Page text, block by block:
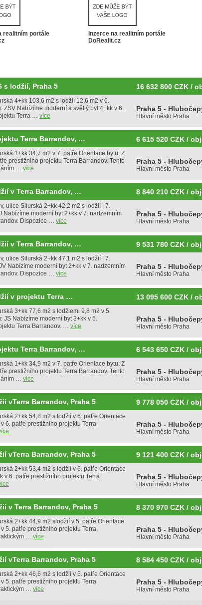
realitním portále
Inzerce na realitním portále
DoRealit.cz
s lodžií, Praha 5
4+kk 103,6 m2 s lodžií 12,6 m2 v 6.
ZSV Nabízíme moderní a světlý byt 4+kk v 6.
Terra … více
16 632 800 CZK /
Praha 5 -
Hlavní město Praha
Terra Barrandov, …
1+kk 34,7 m2 v 7. patře Orientace bytu: Z
prestižního projektu Terra Barrandov. Tento
… více
6 615 520 CZK /
Praha 5 -
Hlavní město Praha
v Terra Barrandov, …
ulice Silurská 2+kk 42,2 m2 s lodžií | 7.
Nabízíme moderní byt 2+kk v 7. nadzemním
Dispozice … více
8 840 210 CZK /
Praha 5 -
Hlavní město Praha
v Terra Barrandov, …
ulice Silurská 2+kk 47,1 m2 s lodžií | 7.
Nabízíme moderní byt 2+kk v 7. nadzemním
Dispozice … více
9 531 780 CZK /
Praha 5 -
Hlavní město Praha
v projektu Terra …
3+kk 77,6 m2 s lodžiemi 9,8 m2 v 5.
JS Nabízíme moderní byt 3+kk v 5.
Terra Barrandov. … více
13 095 600 CZK /
Praha 5 -
Hlavní město Praha
Terra Barrandov, …
1+kk 34,9 m2 v 7. patře Orientace bytu: Z
prestižního projektu Terra Barrandov. Tento
… více
6 543 650 CZK /
Praha 5 -
Hlavní město Praha
vTerra Barrandov, Praha 5
2+kk 54,8 m2 s lodžií v 6. patře Orientace
6. patře prestižního projektu Terra
9 778 050 CZK /
Praha 5 -
Hlavní město Praha
vTerra Barrandov, Praha 5
2+kk 53,4 m2 s lodžií v 6. patře Orientace
v 6. patře prestižního projektu Terra
9 121 400 CZK /
Praha 5 -
Hlavní město Praha
v Terra Barrandov, Praha 5
2+kk 44,9 m2 slodžií v 5. patře Orientace
5. patře prestižního projektu Terra
… více
8 370 970 CZK /
Praha 5 -
Hlavní město Praha
vTerra Barrandov, Praha 5
2+kk 46,6 m2 s lodžií v 5. patře Orientace
5. patře prestižního projektu Terra
… více
8 584 450 CZK /
Praha 5 -
Hlavní město Praha